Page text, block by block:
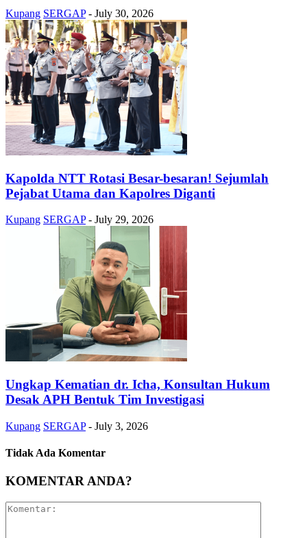
Kupang SERGAP - July 30, 2026
Kapolda NTT Rotasi Besar-besaran! Sejumlah
Pejabat Utama dan Kapolres Diganti
Kupang SERGAP - July 29, 2026
Ungkap Kematian dr. Icha, Konsultan Hukum
Desak APH Bentuk Tim Investigasi
Kupang SERGAP - July 3, 2026
Tidak Ada Komentar
KOMENTAR ANDA?